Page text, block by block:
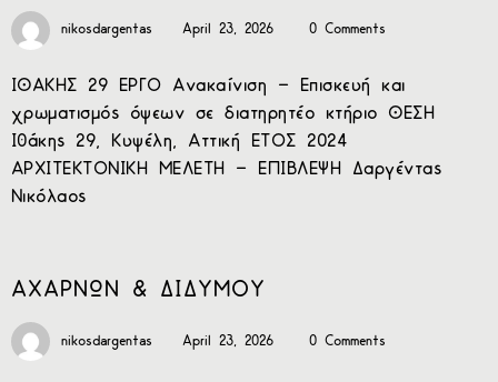
nikosdargentas April 23, 2026 0 Comments
ΙΘΑΚΗΣ 29 ΕΡΓΟ Ανακαίνιση – Επισκευή και
χρωματισμός όψεων σε διατηρητέο κτήριο ΘΕΣΗ
Ιθάκης 29, Κυψέλη, Αττική ΕΤΟΣ 2024
ΑΡΧΙΤΕΚΤΟΝΙΚΗ ΜΕΛΕΤΗ – ΕΠΙΒΛΕΨΗ Δαργέντας
Νικόλαος
ΑΧΑΡΝΩΝ & ΔΙΔΥΜΟΥ
nikosdargentas April 23, 2026 0 Comments